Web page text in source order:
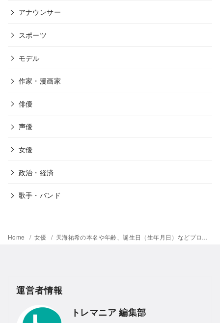
アナウンサー
スポーツ
モデル
作家・漫画家
俳優
声優
女優
政治・経済
歌手・バンド
Home 女優 天海祐希の本名や年齢、誕生日（生年月日）などプロフィール情報まとめ！性格や人柄なども徹底調査！
運営者情報
トレマニア 編集部